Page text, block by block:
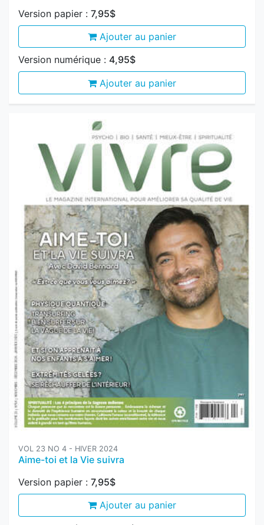
Version numérique :4,95$
Ajouter au panier
VOL 23 NO 4 - HIVER 2024
Aime-toi et la Vie suivra
Ajouter au panier
Version numérique :4,95$
Ajouter au panier